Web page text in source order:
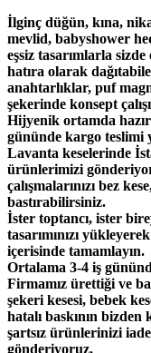
İlginç düğün, kına,
mevlid, babyshower
eşsiz tasarımlarla
hatıra olarak
anahtarlıklar, puf
şekerinde konsept
Hijyenik ortamda
gününde kargo teslimi
Lavanta keselerinde
ürünlerimizi
çalışmalarınızı bez
bastırabilirsiniz.
İster toptancı, ister
tasarımınızı
içerisinde tamamlayın.
Ortalama 3-4 iş
Firmamız ürettiği ve
şekeri kesesi, bebek
hatalı baskının bizden
şartsız ürünlerinizi
gönderiyoruz.